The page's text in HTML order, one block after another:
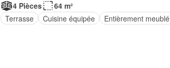
4 Pièces
64 m²
Terrasse
Cuisine équipée Entièrement meublé